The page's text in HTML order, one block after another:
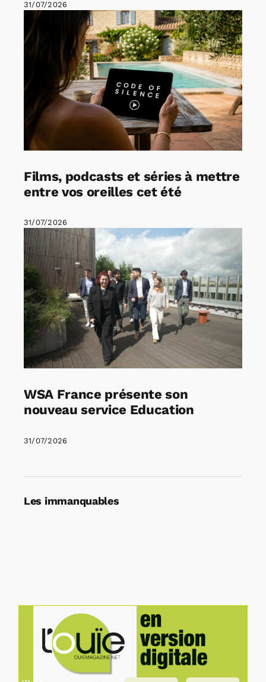
31/07/2026
Films, podcasts et séries à mettre
entre vos oreilles cet été
31/07/2026
WSA France présente son
nouveau service Education
31/07/2026
Les immanquables